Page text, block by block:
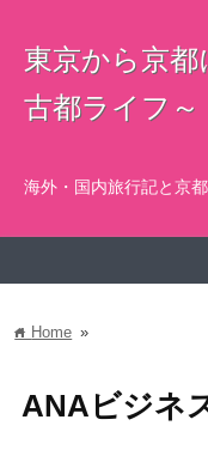
東京から京
古都ライフ～
海外・国内旅行記と京
home Home »
ANAビジネ